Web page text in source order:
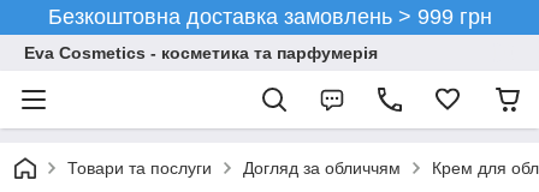
Безкоштовна доставка замовлень > 999 грн
Eva Cosmetics - косметика та парфумерія
Товари та послуги Догляд за обличчям Крем для